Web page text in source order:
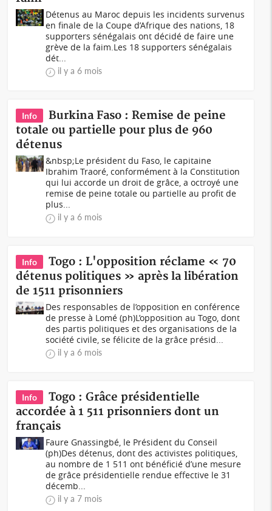
Détenus au Maroc depuis les incidents survenus
en finale de la Coupe d’Afrique des nations, 18
supporters sénégalais ont décidé de faire une
grève de la faim.Les 18 supporters sénégalais
dét...
il y a 6 mois
Info
Burkina Faso : Remise de peine
totale ou partielle pour plus de 960
détenus
&nbsp;Le président du Faso, le capitaine
Ibrahim Traoré, conformément à la Constitution
qui lui accorde un droit de grâce, a octroyé une
remise de peine totale ou partielle au profit de
plus...
il y a 6 mois
Info
Togo : L'opposition réclame « 70
détenus politiques » après la libération
de 1511 prisonniers
Des responsables de l’opposition en conférence
de presse à Lomé (ph)L’opposition au Togo, dont
des partis politiques et des organisations de la
société civile, se félicite de la grâce présid...
il y a 6 mois
Info
Togo : Grâce présidentielle
accordée à 1 511 prisonniers dont un
français
Faure Gnassingbé, le Président du Conseil
(ph)Des détenus, dont des activistes politiques,
au nombre de 1 511 ont bénéficié d’une mesure
de grâce présidentielle rendue effective le 31
décemb...
il y a 7 mois